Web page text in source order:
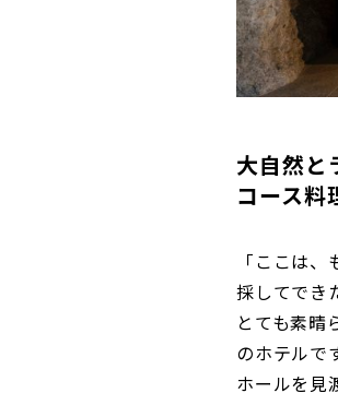
大自然と
コース料
「ここは
採してでき
とても素晴
のホテルで
ホールを見